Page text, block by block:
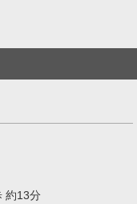
約13分